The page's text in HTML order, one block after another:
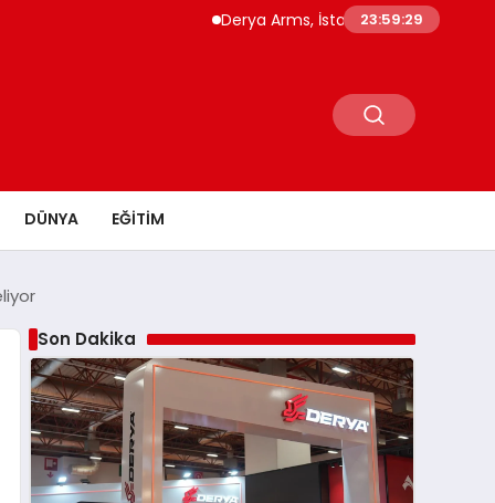
Derya Arms, İstanbul Prohunt 2026’da
23:59:30
DÜNYA EĞITIM
Son Dakika